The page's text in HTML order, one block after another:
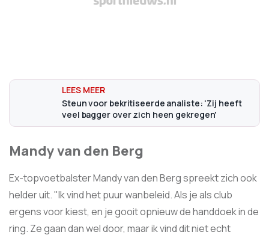
Steun voor bekritiseerde analiste: 'Zij heeft
veel bagger over zich heen gekregen'
Mandy van den Berg
Ex-topvoetbalster Mandy van den Berg spreekt zich ook
helder uit. "Ik vind het puur wanbeleid. Als je als club
ergens voor kiest, en je gooit opnieuw de handdoek in de
ring. Ze gaan dan wel door, maar ik vind dit niet echt